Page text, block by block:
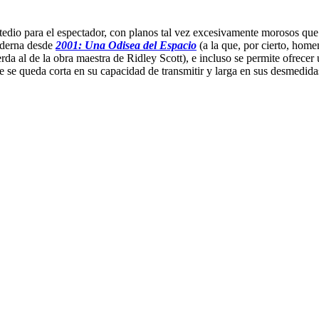
para el espectador, con planos tal vez excesivamente morosos
desde 2001: Una Odisea del Espacio (a la que, por cierto,
al de la obra maestra de Ridley Scott), e incluso se permite
queda corta en su capacidad de transmitir y larga en sus